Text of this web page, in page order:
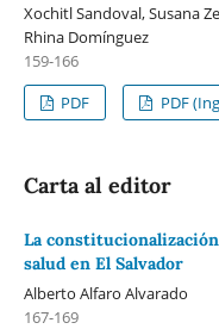
Xochitl Sandoval, Susana
Rhina Domínguez
159-166
PDF
PDF
Carta al editor
La
salud en El Salvador
Alberto Alfaro Alvarado
167-169